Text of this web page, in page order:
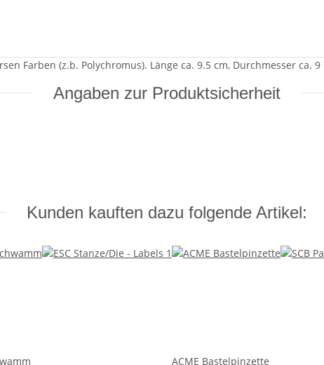
Farben (z.b. Polychromus). Länge ca. 9.5 cm, Durchmesser ca. 9
Angaben zur Produktsicherheit
Kunden kauften dazu folgende Artikel:
ACME Bastelpinzette